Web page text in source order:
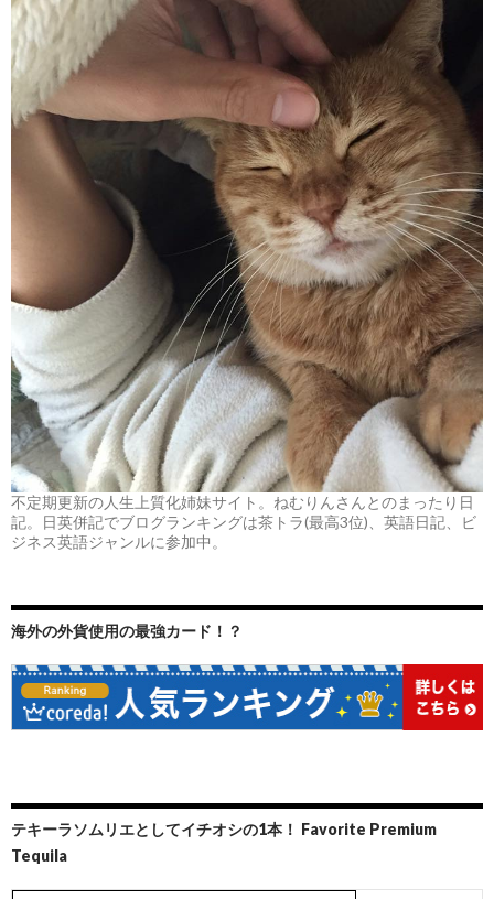
不定期更新の人生上質化姉妹サイト。ねむりんさんとのまったり日
記。日英併記でブログランキングは茶トラ(最高3位)、英語日記、ビ
ジネス英語ジャンルに参加中。
海外の外貨使用の最強カード！？
テキーラソムリエとしてイチオシの1本！ Favorite Premium
Tequila